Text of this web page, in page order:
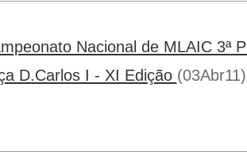
Nacional de MLAIC 3ª
D.Carlos I - XI Edição (03Abr11)